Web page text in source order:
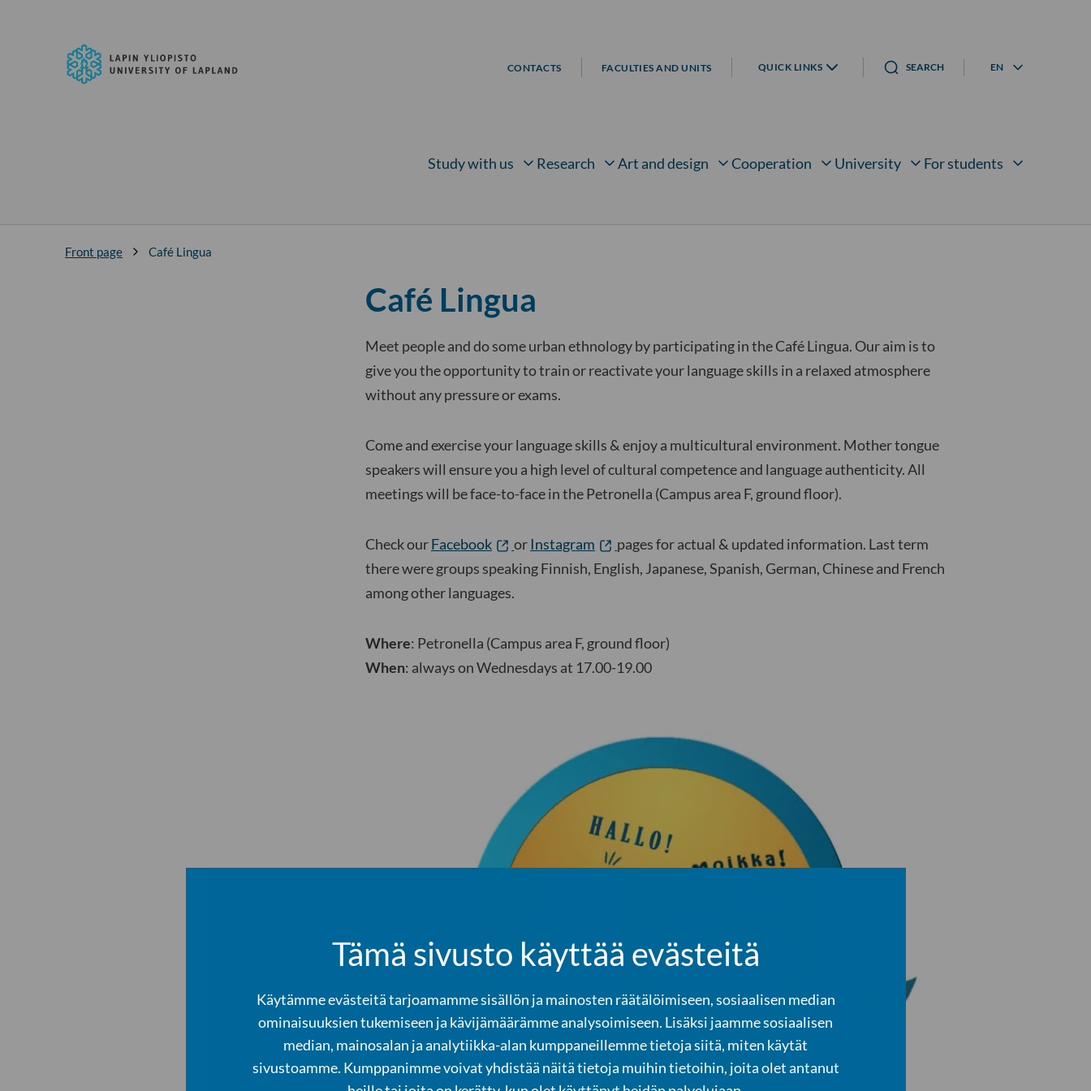
Tämä sivusto käyttää evästeitä
Käytämme evästeitä tarjoamamme sisällön ja mainosten räätälöimiseen, sosiaalisen median
ominaisuuksien tukemiseen ja kävijämäärämme analysoimiseen. Lisäksi jaamme sosiaalisen
median, mainosalan ja analytiikka-alan kumppaneillemme tietoja siitä, miten käytät
sivustoamme. Kumppanimme voivat yhdistää näitä tietoja muihin tietoihin, joita olet antanut
University
of
CONTACTS FACULTIES AND UNITS QUICK LINKS SEARCH EN
Language menu
Open submenu for
Study with us
Open submenu for
Research
Open submenu for
Art and design
Open submenu for
Cooperation
Open submenu for
University
Open submenu for
For students
Front page Café Lingua
Café Lingua
Meet people and do some urban ethnology by participating in the Café Lingua. Our aim is to
give you the opportunity to train or reactivate your language skills in a relaxed atmosphere
without any pressure or exams.
Come and exercise your language skills & enjoy a multicultural environment. Mother tongue
speakers will ensure you a high level of cultural competence and language authenticity. All
meetings will be face-to-face in the Petronella (Campus area F, ground floor).
Check ourFacebook or Instagram
pages for actual & updated information. Last term
there were groups speaking Finnish, English, Japanese, Spanish, German, Chinese and French
among other languages.
Where: Petronella (Campus area F, ground floor)
When: always on Wednesdays at 17.00-19.00